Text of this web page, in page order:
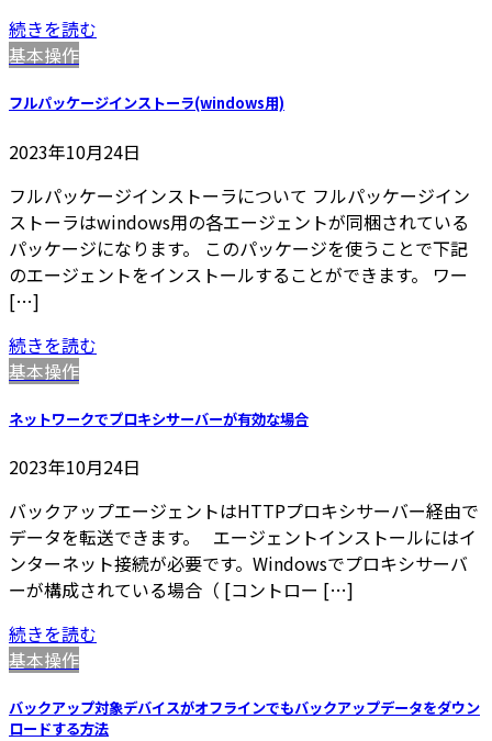
続きを読む
基本操作
フルパッケージインストーラ(windows用)
2023年10月24日
フルパッケージインストーラについて フルパッケージイン
ストーラはwindows用の各エージェントが同梱されている
パッケージになります。 このパッケージを使うことで下記
のエージェントをインストールすることができます。 ワー
[…]
続きを読む
基本操作
ネットワークでプロキシサーバーが有効な場合
2023年10月24日
バックアップエージェントはHTTPプロキシサーバー経由で
データを転送できます。 エージェントインストールにはイ
ンターネット接続が必要です。Windowsでプロキシサーバ
ーが構成されている場合（ [コントロー […]
続きを読む
基本操作
バックアップ対象デバイスがオフラインでもバックアップデータをダウン
ロードする方法